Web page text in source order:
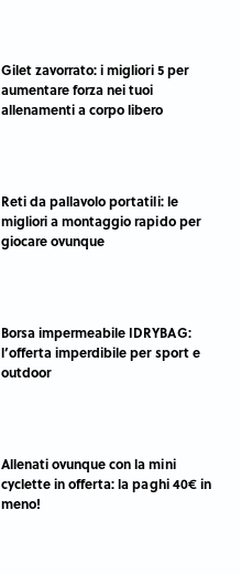
Gilet zavorrato: i migliori 5 per
aumentare forza nei tuoi
allenamenti a corpo libero
Reti da pallavolo portatili: le
migliori a montaggio rapido per
giocare ovunque
Borsa impermeabile IDRYBAG:
l’offerta imperdibile per sport e
outdoor
Allenati ovunque con la mini
cyclette in offerta: la paghi 40€ in
meno!